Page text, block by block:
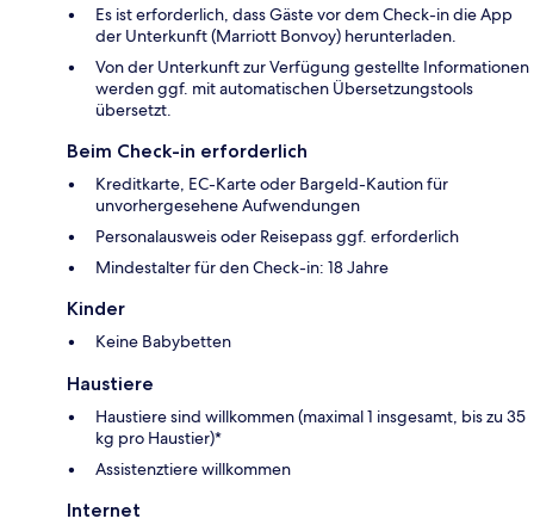
Es ist erforderlich, dass Gäste vor dem Check-in die App
der Unterkunft (Marriott Bonvoy) herunterladen.
Von der Unterkunft zur Verfügung gestellte Informationen
werden ggf. mit automatischen Übersetzungstools
übersetzt.
Beim Check-in erforderlich
Kreditkarte, EC-Karte oder Bargeld-Kaution für
unvorhergesehene Aufwendungen
Personalausweis oder Reisepass ggf. erforderlich
Mindestalter für den Check-in: 18 Jahre
Kinder
Keine Babybetten
Haustiere
Haustiere sind willkommen (maximal 1 insgesamt, bis zu 35
kg pro Haustier)*
Assistenztiere willkommen
Internet